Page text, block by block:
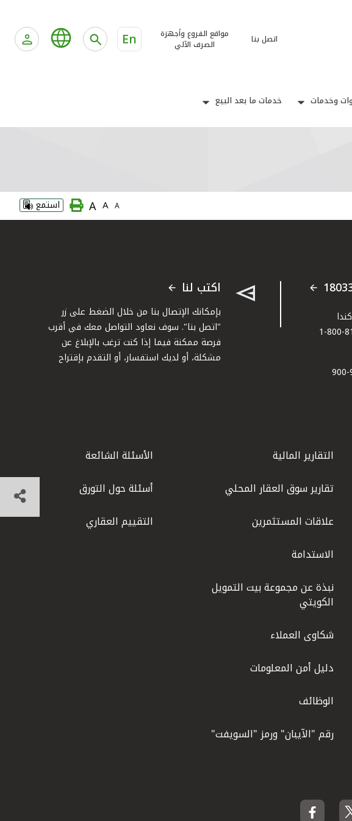
اتصل بنا
مواقع الفروع وأجهزة
الصرف الآلي
En
وخدمات خدمات ما بعد البيع
A
A
A استمع
1-800-
اكتب لنا
بإمكانك الإتصال بنا من خلال الضغط على زر
"اتصل بنا". سوف نعاود التواصل معك في أقرب
فرصة ممكنة فيما إذا كنت ترغب بالإبلاغ عن
مشكلة، أو لديك استفسار، أو التقدم بإقتراح
التقارير المالية
تقارير سوق العقار المحلي
علاقات المستثمرين
الاستدامة
نبذة عن مجموعة بيت التمويل
الكويتي
شكاوى العملاء
دليل أمن المعلومات
الوظائف
رقم "الآيبان" ورمز "السويفت"
الأسئلة الشائعة
أسئلة حول التورق
التقييم العقاري